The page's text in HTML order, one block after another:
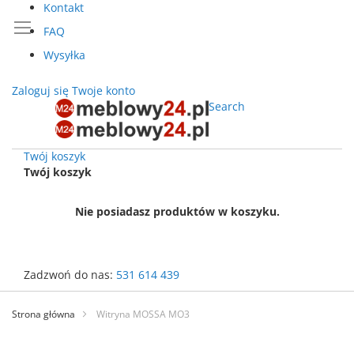
Kontakt
FAQ
Wysyłka
Zaloguj się Twoje konto
Search
Twój koszyk
Twój koszyk
Nie posiadasz produktów w koszyku.
Zadzwoń do nas: 531 614 439
Przejdź
treści
Strona główna Witryna MOSSA MO3